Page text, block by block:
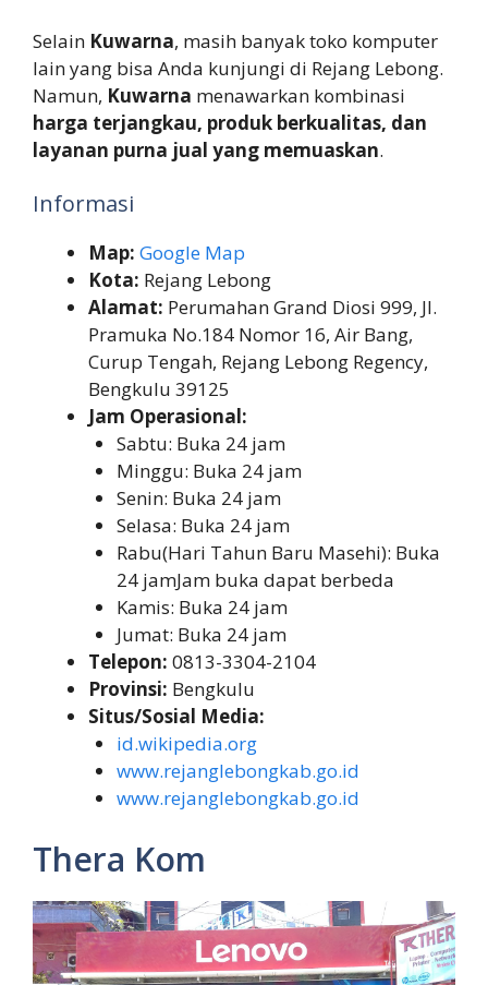
Selain Kuwarna, masih banyak toko komputer
lain yang bisa Anda kunjungi di Rejang Lebong.
Namun, Kuwarna menawarkan kombinasi
harga terjangkau, produk berkualitas, dan
layanan purna jual yang memuaskan.
Informasi
Map: Google Map
Kota: Rejang Lebong
Alamat: Perumahan Grand Diosi 999, Jl.
Pramuka No.184 Nomor 16, Air Bang,
Curup Tengah, Rejang Lebong Regency,
Bengkulu 39125
Jam Operasional:
Sabtu: Buka 24 jam
Minggu: Buka 24 jam
Senin: Buka 24 jam
Selasa: Buka 24 jam
Rabu(Hari Tahun Baru Masehi): Buka
24 jamJam buka dapat berbeda
Kamis: Buka 24 jam
Jumat: Buka 24 jam
Telepon: 0813-3304-2104
Provinsi: Bengkulu
Situs/Sosial Media:
id.wikipedia.org
www.rejanglebongkab.go.id
www.rejanglebongkab.go.id
Thera Kom